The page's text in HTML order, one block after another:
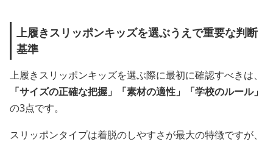
上履きスリッポンキッズを選ぶうえで重要な判断
基準
上履きスリッポンキッズを選ぶ際に最初に確認すべきは、
「サイズの正確な把握」「素材の適性」「学校のルール」
の3点です。
スリッポンタイプは着脱のしやすさが最大の特徴ですが、